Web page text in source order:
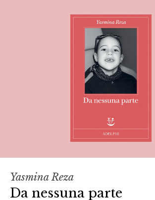
Yasmina Reza
Da nessuna parte